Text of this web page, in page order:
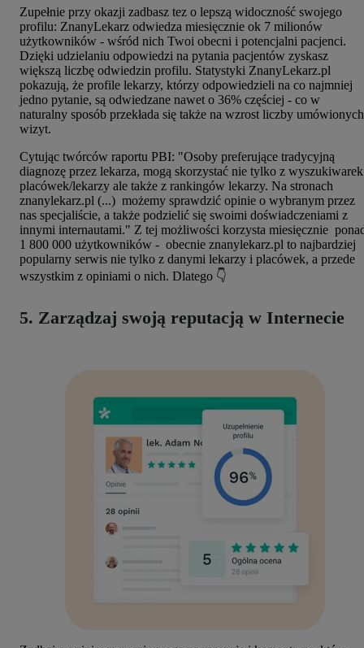
Zupełnie przy okazji zadbasz tez o lepszą widoczność swojego
profilu: ZnanyLekarz odwiedza miesięcznie ok 7 milionów
użytkowników - wśród nich Twoi obecni i potencjalni pacjenci.
Dzięki udzielaniu odpowiedzi na pytania pacjentów zyskasz
większą liczbę odwiedzin profilu. Statystyki ZnanyLekarz.pl
pokazują, że profile lekarzy, którzy odpowiedzieli na co najmniej
jedno pytanie, są odwiedzane nawet o 36% częściej - co w
naturalny sposób przekłada się także na wzrost liczby umówionych
wizyt.
Cytując twórców raportu PBI: "Osoby preferujące tradycyjną
diagnozę przez lekarza, mogą skorzystać nie tylko z wyszukiwarek
placówek/lekarzy ale także z rankingów lekarzy. Na stronach
znanylekarz.pl (...) możemy sprawdzić opinie o wybranym przez
nas specjaliście, a także podzielić się swoimi doświadczeniami z
innymi internautami." Z tej możliwości korzysta miesięcznie
1 800 000 użytkowników - obecnie znanylekarz.pl to najbardziej
popularny serwis nie tylko z danymi lekarzy i placówek, a przede
wszystkim z opiniami o nich. Dlatego 👇
5. Zarządzaj swoją reputacją w Internecie